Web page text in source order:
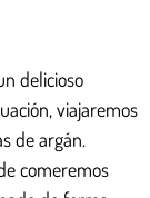
delicioso
viajaremos
de argán.
comeremos